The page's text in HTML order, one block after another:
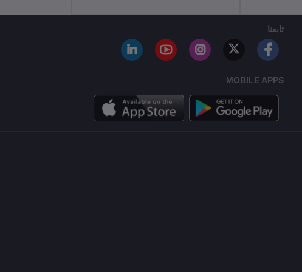
تابعنا
MOBILE APPS